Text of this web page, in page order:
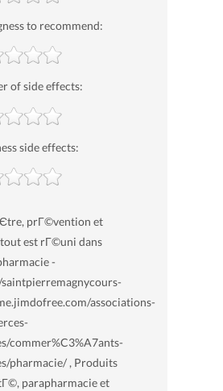
to recommend:
of side effects:
side effects:
prГ©vention et
est rГ©uni dans
-
associations-
commer%C3%A7ants-
pharmacie/ , Produits
parapharmacie et